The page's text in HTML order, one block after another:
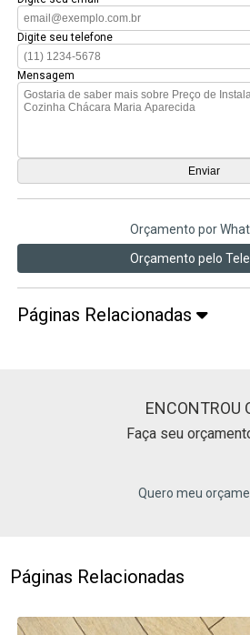
Digite seu telefone
Mensagem
Orçamento por
Orçamento pelo
Páginas Relacionadas
ENCONTROU
Faça seu
Quero meu
Páginas Relacionadas